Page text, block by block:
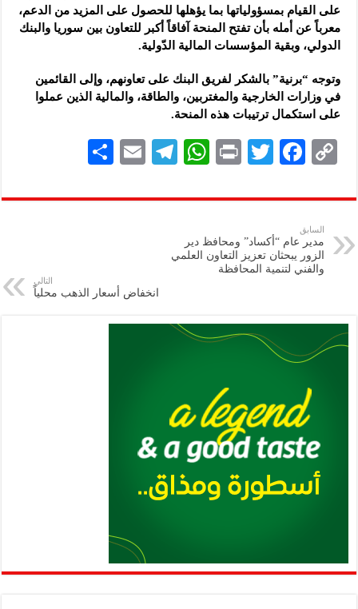
على القيام بمسؤولياتها بما يؤهلها للحصول على المزيد من الدعم،
معرباً عن أمله بأن تفتح المنحة آفاقاً أكبر للتعاون بين سوريا والبنك
الدولي، وبقية المؤسسات المالية الدّولية.
وتوجه “برنية” بالشكر لفريق البنك على تعاونهم، وإلى القائمين
في وزارات الخارجية والمغتربين، والطاقة، والمالية الذين عملوا
على استكمال ترتيبات هذه المنحة.
C
p
y
Li
n
F
eb
oo
k
T
tt
P
nt
W
at
A
Te
gr
E
ai
ar
السابق
مدير عام “أكساد” ومحافظ دير
الزور يبحثان تعزيز التعاون العلمي
والفني لتنمية المحافظة
التالي
انخفاض أسعار الذهب محلياً